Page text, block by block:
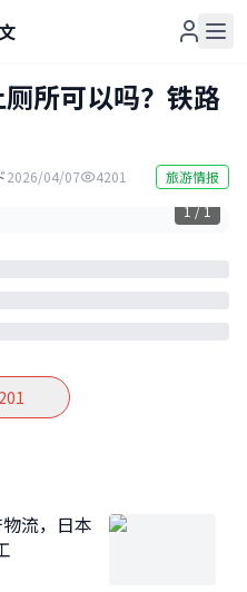
所可以吗？铁路
2026/04/07 4201
旅游情报
1 / 1
流，日本